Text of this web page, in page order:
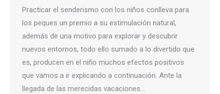
Practicar el senderismo con los niños conlleva para
los peques un premio a su estimulación natural,
además de una motivo para explorar y descubrir
nuevos entornos, todo ello sumado a lo divertido que
es, producen en el niño muchos efectos positivos
que vamos a ir explicando a continuación. Ante la
llegada de las merecidas vacaciones…